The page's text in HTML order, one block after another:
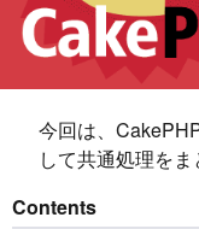
今回は、
して共通処理を
Contents